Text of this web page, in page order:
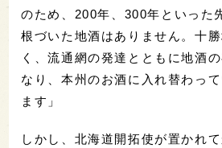
のため、200年、300年といった
根づいた地酒はありません。十
く、流通網の発達とともに地酒
なり、本州のお酒に入れ替わっ
ます」
しかし、北海道開拓使が置かれ